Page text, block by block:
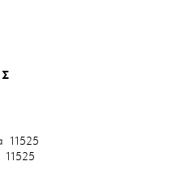
11525